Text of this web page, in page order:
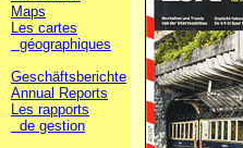
Maps
Les cartes
géographiques
Geschäftsberichte
Annual Reports
Les rapports
de gestion